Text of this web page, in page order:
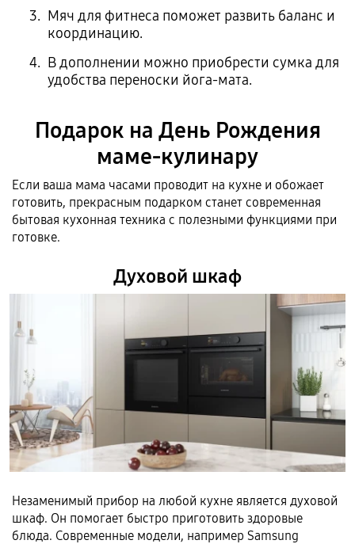
Мяч для фитнеса поможет развить баланс и
координацию.
В дополнении можно приобрести сумка для
удобства переноски йога-мата.
Подарок на День Рождения
маме-кулинару
Если ваша мама часами проводит на кухне и обожает
готовить, прекрасным подарком станет современная
бытовая кухонная техника с полезными функциями при
готовке.
Духовой шкаф
Незаменимый прибор на любой кухне является духовой
шкаф. Он помогает быстро приготовить здоровые
блюда. Современные модели, например Samsung